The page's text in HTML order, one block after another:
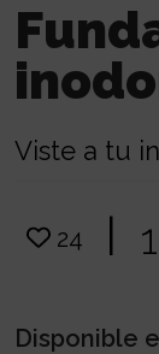
Viste a tu
24 |
Disponible